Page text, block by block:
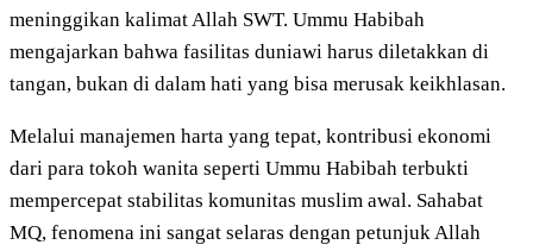
meninggikan kalimat Allah SWT. Ummu Habibah
mengajarkan bahwa fasilitas duniawi harus diletakkan di
tangan, bukan di dalam hati yang bisa merusak keikhlasan.
Melalui manajemen harta yang tepat, kontribusi ekonomi
dari para tokoh wanita seperti Ummu Habibah terbukti
mempercepat stabilitas komunitas muslim awal. Sahabat
MQ, fenomena ini sangat selaras dengan petunjuk Allah